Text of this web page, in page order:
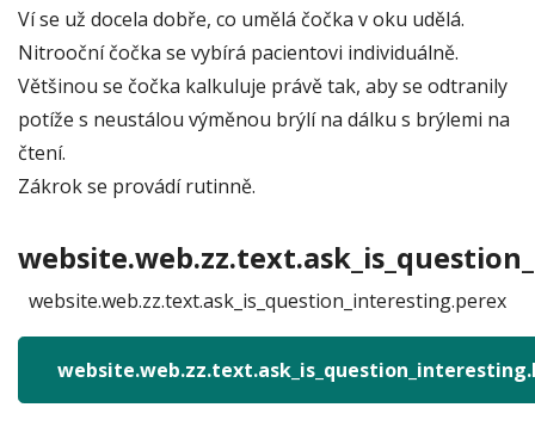
Ví se už docela dobře, co umělá čočka v oku udělá.
Nitrooční čočka se vybírá pacientovi individuálně.
Většinou se čočka kalkuluje právě tak, aby se odtranily
potíže s neustálou výměnou brýlí na dálku s brýlemi na
čtení.
Zákrok se provádí rutinně.
website.web.zz.text.ask_is_question_interesting.perex